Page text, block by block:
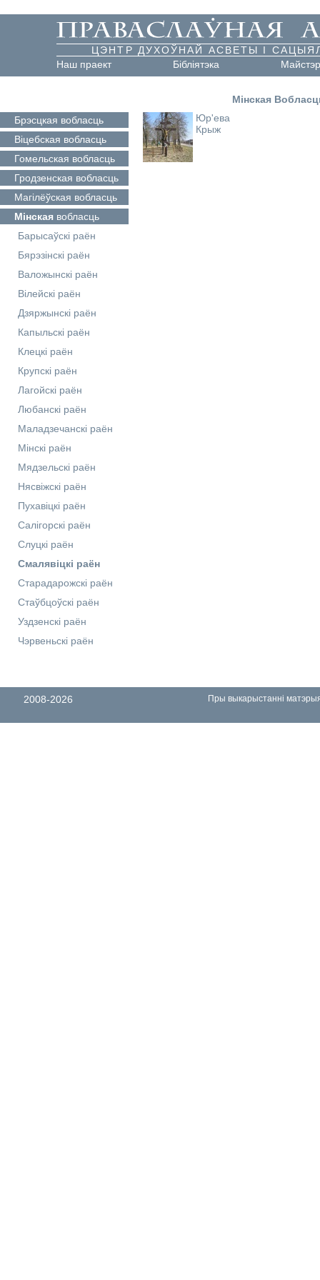
ЦЭНТР ДУХОЎНАЙ АСВЕТЫ І
Наш праект
Бібліятэка
Мінская
Брэсцкая вобласць
Віцебская вобласць
Гомельская вобласць
Гродзенская вобласць
Магілёўская вобласць
Мінская вобласць
Барысаўскі раён
Бярэзінскі раён
Валожынскі раён
Вілейскі раён
Дзяржынскі раён
Капыльскі раён
Клецкі раён
Крупскі раён
Лагойскі раён
Любанскі раён
Маладзечанскі раён
Мінскі раён
Мядзельскі раён
Нясвіжскі раён
Пухавіцкі раён
Салігорскі раён
Слуцкі раён
Смалявіцкі раён
Старадарожскі раён
Стаўбцоўскі раён
Уздзенскі раён
Чэрвеньскі раён
Юр'ева
Крыж
2008-2026 Пры выкарыстанні